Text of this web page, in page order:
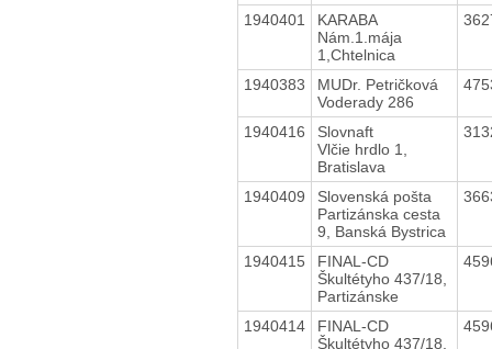
1940401
KARABA
Nám.1.mája
1,Chtelnica
1940383
MUDr. Petričková
Voderady 286
1940416
Slovnaft
Vlčie hrdlo 1,
Bratislava
1940409
Slovenská pošta
Partizánska cesta
9, Banská Bystrica
1940415
FINAL-CD
Škultétyho 437/18,
Partizánske
1940414
FINAL-CD
Škultétyho 437/18,